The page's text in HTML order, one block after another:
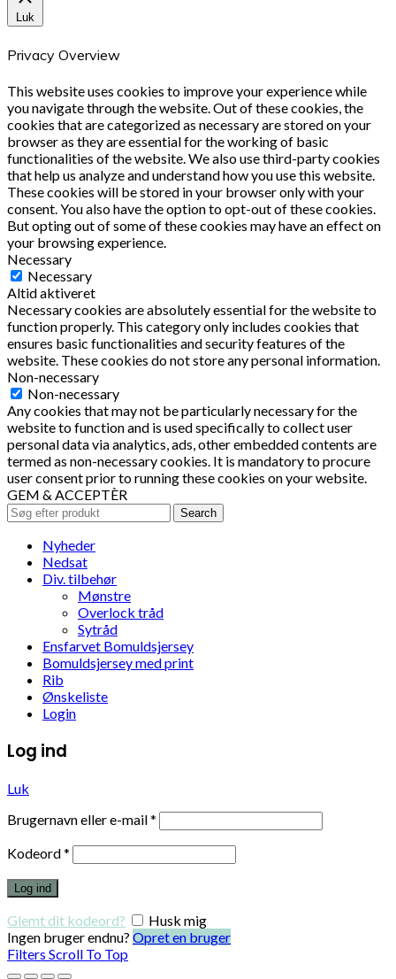
Luk
Privacy Overview
This website uses cookies to improve your experience while
you navigate through the website. Out of these cookies, the
cookies that are categorized as necessary are stored on your
browser as they are essential for the working of basic
functionalities of the website. We also use third-party cookies
that help us analyze and understand how you use this website.
These cookies will be stored in your browser only with your
consent. You also have the option to opt-out of these cookies.
But opting out of some of these cookies may have an effect on
your browsing experience.
Necessary
Necessary
Altid aktiveret
Necessary cookies are absolutely essential for the website to
function properly. This category only includes cookies that
ensures basic functionalities and security features of the
website. These cookies do not store any personal information.
Non-necessary
Non-necessary
Any cookies that may not be particularly necessary for the
website to function and is used specifically to collect user
personal data via analytics, ads, other embedded contents are
termed as non-necessary cookies. It is mandatory to procure
user consent prior to running these cookies on your website.
GEM & ACCEPTÈR
Search
Nyheder
Nedsat
Div. tilbehør
Mønstre
Overlock tråd
Sytråd
Ensfarvet Bomuldsjersey
Bomuldsjersey med print
Rib
Ønskeliste
Login
Log ind
Luk
Brugernavn eller e-mail*
Kodeord*
Log ind
Glemt dit kodeord?
Husk mig
Ingen bruger endnu? Opret en bruger
Filters Scroll To Top